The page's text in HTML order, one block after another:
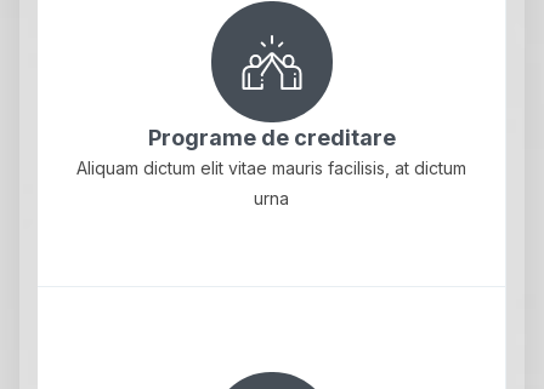
Programe de creditare
Aliquam dictum elit vitae mauris facilisis, at dictum
urna